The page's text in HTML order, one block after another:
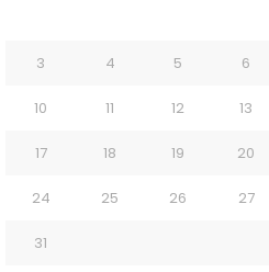
3 4 5 6
10 11 12 13
17 18 19 20
24 25 26 27
31